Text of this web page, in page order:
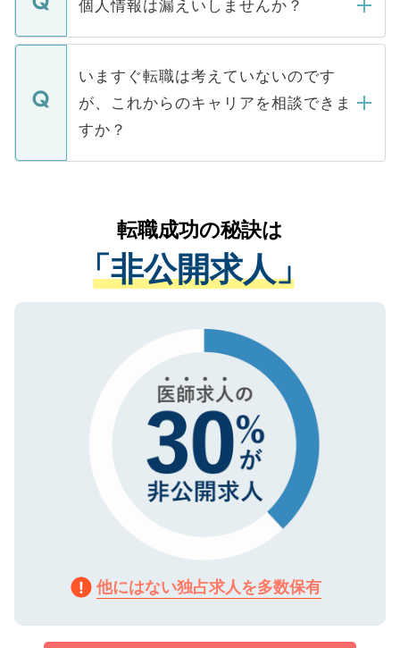
■応募殺到を避けるため 人気のある医療機
関を公にしてしまうと、応募が殺到する場
に、医療機関が求める条件に合った人材の
みを人材紹介会社に依頼するケースが増え
ています。
定を承諾する必要はありません。内定先へ
の辞退の連絡はキャリアパートナーが行い
個人情報は漏えいしませんか？
個人情報が漏えいすることはありませんの
で、ご安心ください。当サイトからの登録
などで収集したご登録者様の個人情報は、
ご本人のキャリアアップおよび転職活動の
支援を目的に使用いたします。お預かりし
ているすべての個人データはご本人の許可
は、個人情報の取り扱いについての厳密な
管理基準を満たした事業者のみに付与され
る、プライバシーマークを取得済みです。
で、機密保持に関してもご安心ください。
いますぐ転職は考えていないのです
が、これからのキャリアを相談できま
すか？
かがいして、現在の医療機関の状況や紹介
経験をまじえながら、適切なアドバイスを
させていただきます。すぐにご転職をされ
ない方には、長期的なサポートが可能です
ので、まずはご登録ください。
転職成功の秘訣は
「非公開求人」
他にはない独占求人を多数保有